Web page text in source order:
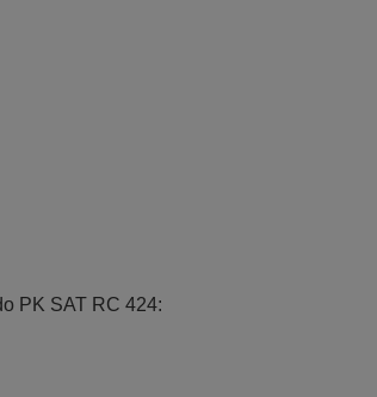
PK SAT RC 424: